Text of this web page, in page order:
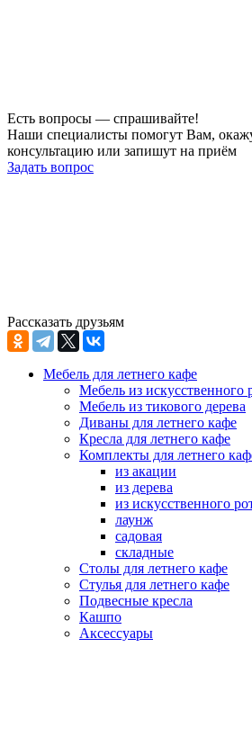
Есть вопросы — спрашивайте!
Наши специалисты помогут Вам,
консультацию или запишут на приём
Задать вопрос
Рассказать друзьям
Мебель для летнего кафе
Мебель из искусственного
Мебель из тикового дерева
Диваны для летнего кафе
Кресла для летнего кафе
Комплекты для летнего
из акации
из дерева
из искусственного
лаунж
садовая
складные
Столы для летнего кафе
Стулья для летнего кафе
Подвесные кресла
Кашпо
Аксессуары